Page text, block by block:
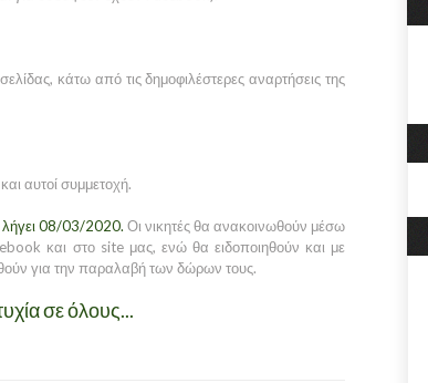
κάτω από τις δημοφιλέστερες αναρτήσεις της
αυτοί συμμετοχή.
08/03/2020. Οι νικητές θα ανακοινωθούν μέσω
και στο site μας, ενώ θα ειδοποιηθούν και με
για την παραλαβή των δώρων τους.
σε όλους...